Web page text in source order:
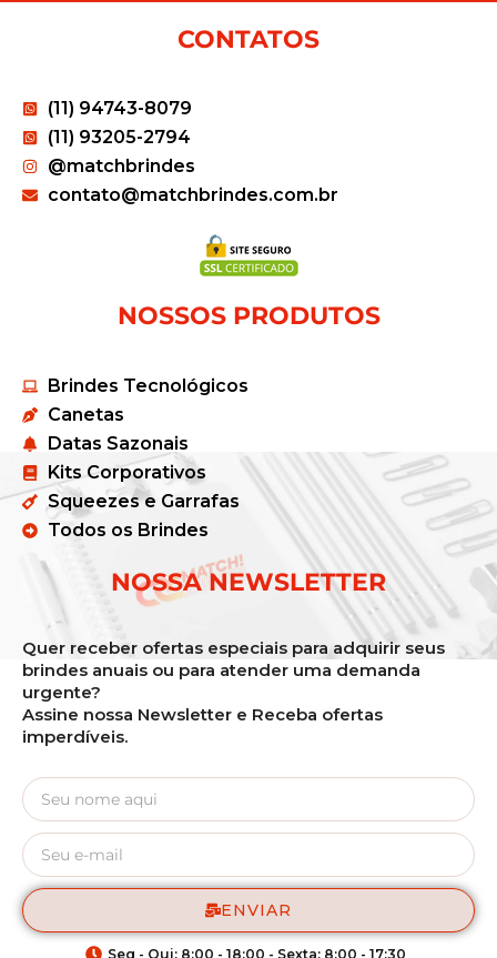
CONTATOS
(11) 94743-8079
(11) 93205-2794
@matchbrindes
contato@matchbrindes.com.br
NOSSOS PRODUTOS
Brindes Tecnológicos
Canetas
Datas Sazonais
Kits Corporativos
Squeezes e Garrafas
Todos os Brindes
NOSSA NEWSLETTER
Quer receber ofertas especiais para adquirir seus
brindes anuais ou para atender uma demanda
urgente?
Assine nossa Newsletter e Receba ofertas
imperdíveis.
ENVIAR
Seg - Qui: 8:00 - 18:00 - Sexta: 8:00 - 17:30